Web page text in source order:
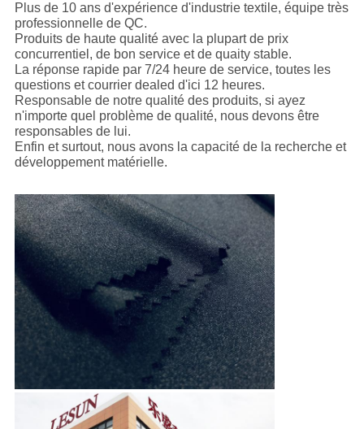
Plus de 10 ans d'expérience d'industrie textile, équipe très
professionnelle de QC.
Produits de haute qualité avec la plupart de prix
concurrentiel, de bon service et de quaity stable.
La réponse rapide par 7/24 heure de service, toutes les
questions et courrier dealed d'ici 12 heures.
Responsable de notre qualité des produits, si ayez
n'importe quel problème de qualité, nous devons être
responsables de lui.
Enfin et surtout, nous avons la capacité de la recherche et
développement matérielle.